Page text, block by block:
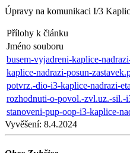
Úpravy na komunikaci I/3
Přílohy k článku
Jméno souboru
busem-vyjadreni-kaplice-
kaplice-nadrazi-posun-
potvrz.-dio-i3-kaplice-nadrazi-
rozhodnuti-o-povol.-zvl.uz.-sil.-
stanoveni-pup-oop-i3-kaplice-
Vyvěšení: 8.4.2024